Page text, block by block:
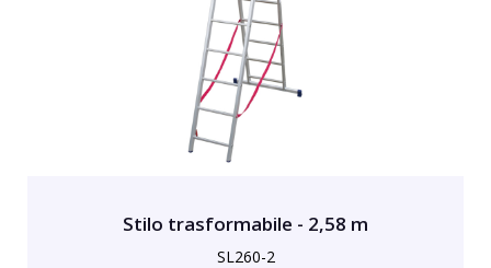
Stilo trasformabile - 2,58 m
SL260-2